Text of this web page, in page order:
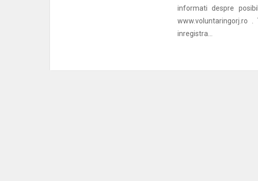
informati despre
www.voluntaringorj.ro
inregistra...